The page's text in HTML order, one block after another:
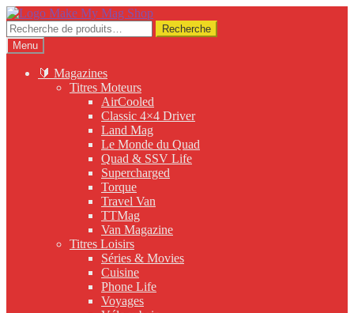
Aller
à
la
navigation
Aller
au
contenu
Recherche
pour :
Recherche
Menu
🔰 Magazines
Titres Moteurs
AirCooled
Classic 4×4 Driver
Land Mag
Le Monde du Quad
Quad & SSV Life
Supercharged
Torque
Travel Van
TTMag
Van Magazine
Titres Loisirs
Séries & Movies
Cuisine
Phone Life
Voyages